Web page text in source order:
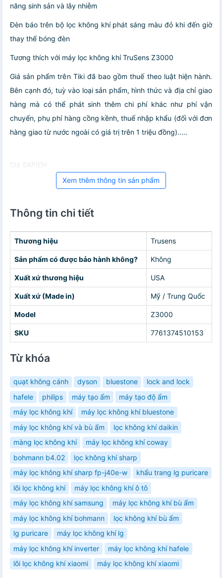
năng sinh sản và lây nhiễm
Đèn báo trên bộ lọc không khí phát sáng màu đỏ khi đến giờ
thay thế bóng đèn
Tương thích với máy lọc không khí TruSens Z3000
Giá sản phẩm trên Tiki đã bao gồm thuế theo luật hiện hành.
Bên cạnh đó, tuỳ vào loại sản phẩm, hình thức và địa chỉ giao
hàng mà có thể phát sinh thêm chi phí khác như phí vận
chuyển, phụ phí hàng cồng kềnh, thuế nhập khẩu (đối với đơn
hàng giao từ nước ngoài có giá trị trên 1 triệu đồng).....
Giá SAPIEN
Xem thêm thông tin sản phẩm
Thông tin chi tiết
Thương hiệu Trusens
Sản phẩm có được bảo hành không? Không
Xuất xứ thương hiệu USA
Xuất xứ (Made in) Mỹ / Trung Quốc
Model Z3000
SKU 7761374510153
Từ khóa
quạt không cánh dyson bluestone
lock and lock
hafele
philips máy tạo ẩm
máy tạo độ ẩm
máy lọc không khí
máy lọc không khí bluestone
máy lọc không khí và bù ẩm
lọc không khí daikin
màng lọc không khí
máy lọc không khí coway
bohmann b4.02
lọc không khí sharp
máy lọc không khí sharp fp-j40e-w
khẩu trang lg puricare
lõi lọc không khí
máy lọc không khí ô tô
máy lọc không khí samsung
máy lọc không khí bù ẩm
máy lọc không khí bohmann
lọc không khí bù ẩm
lg puricare
máy lọc không khí lg
máy lọc không khí inverter
máy lọc không khí hafele
lõi lọc không khí xiaomi
máy lọc không khí xiaomi